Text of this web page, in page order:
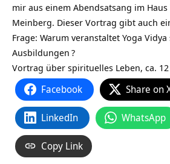
mir aus einem Abendsatsang im Haus
Meinberg. Dieser Vortrag gibt auch
Frage: Warum veranstaltet Yoga Vidya
Ausbildungen ?
Vortrag über spirituelles Leben, ca.
Facebook Share on
LinkedIn WhatsApp
Copy Link